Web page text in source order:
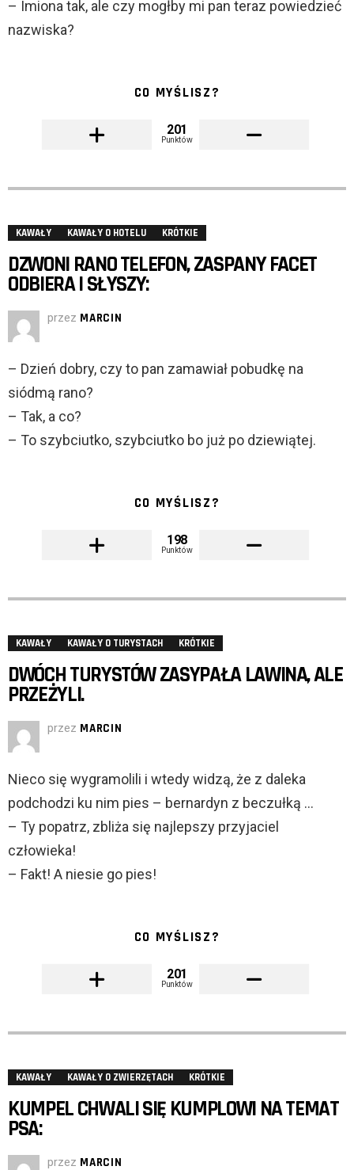
– Imiona tak, ale czy mogłby mi pan teraz powiedzieć
nazwiska?
CO MYŚLISZ?
201
Punktów
KAWAŁY KAWAŁY O HOTELU KRÓTKIE
DZWONI RANO TELEFON, ZASPANY FACET
ODBIERA I SŁYSZY:
przez MARCIN
– Dzień dobry, czy to pan zamawiał pobudkę na
siódmą rano?
– Tak, a co?
– To szybciutko, szybciutko bo już po dziewiątej.
CO MYŚLISZ?
198
Punktów
KAWAŁY KAWAŁY O TURYSTACH KRÓTKIE
DWÓCH TURYSTÓW ZASYPAŁA LAWINA, ALE
PRZEŻYLI.
przez MARCIN
Nieco się wygramolili i wtedy widzą, że z daleka
podchodzi ku nim pies – bernardyn z beczułką …
– Ty popatrz, zbliża się najlepszy przyjaciel
człowieka!
– Fakt! A niesie go pies!
CO MYŚLISZ?
201
Punktów
KAWAŁY KAWAŁY O ZWIERZĘTACH KRÓTKIE
KUMPEL CHWALI SIĘ KUMPLOWI NA TEMAT
PSA:
przez MARCIN